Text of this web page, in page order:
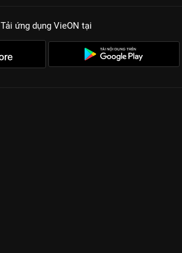
Tải ứng dụng VieON tại